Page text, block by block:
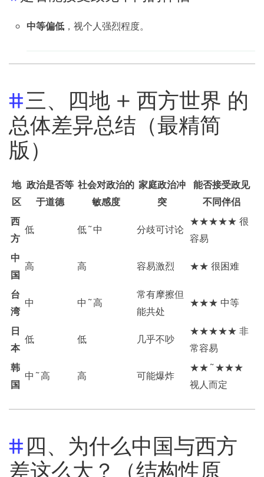
中等偏低 ，视个人强烈程度。
三、四地 + 西方世界 的
总体差异总结（最精简
版）
地
区
政治是否等
于道德
社会对政治的
敏感度
家庭政治冲
突
能否接受政见
不同伴侣
西
方
低 低~中 分歧可讨论
★★★★★ 很
容易
中
国
高 高 容易激烈 ★★ 很困难
台
湾
中 中~高
常有摩擦但
能共处
★★★ 中等
日
本
低 低 几乎不吵
★★★★★ 非
常容易
韩
国
中~高 高 可能爆炸
★★~★★★
视人而定
四、为什么中国与西方
差这么大？（结构性原